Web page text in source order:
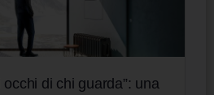
occhi di chi guarda”: una